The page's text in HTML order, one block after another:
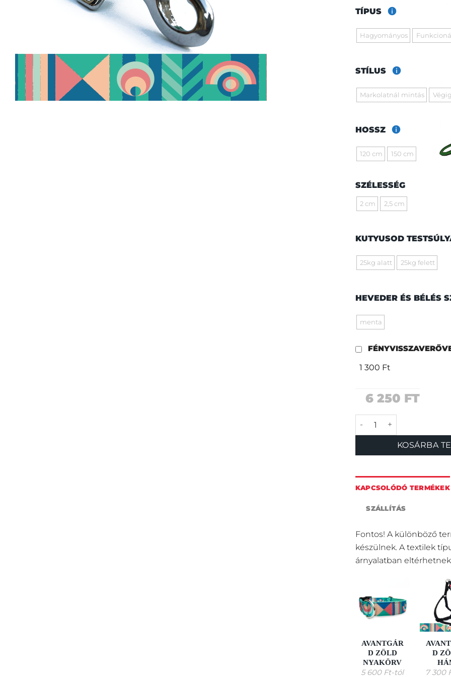
TÍPUS
Hagyományos
STÍLUS
Markolatnál mintás
HOSSZ
120 cm 150 cm
SZÉLESSÉG
2 cm 2,5 cm
KUTYUSOD
25kg alatt 25kg felett
HEVEDER ÉS BÉLÉS
menta
1 300 Ft
6 250 FT
Avantgárd zöld póráz
KOSÁRBA
KAPCSOLÓDÓ TERMÉKEK
SZÁLLÍTÁS
Fontos! A különböző
készülnek. A textilek
árnyalatban
AVANTGÁR
D ZÖLD
NYAKÖRV
5 600 Ft-tól
D
7 300